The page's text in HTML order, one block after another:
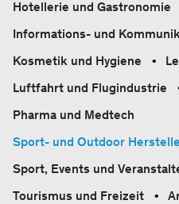
Hotellerie und Gastronomie
Informations- und
Kosmetik und Hygiene
Luftfahrt und Flugindustrie
Pharma und Medtech
Sport-​ und Outdoor
Sport, Events und
Tourismus und Freizeit